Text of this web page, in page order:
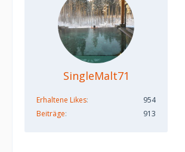
SingleMalt71
Erhaltene Likes
954
Beiträge
913